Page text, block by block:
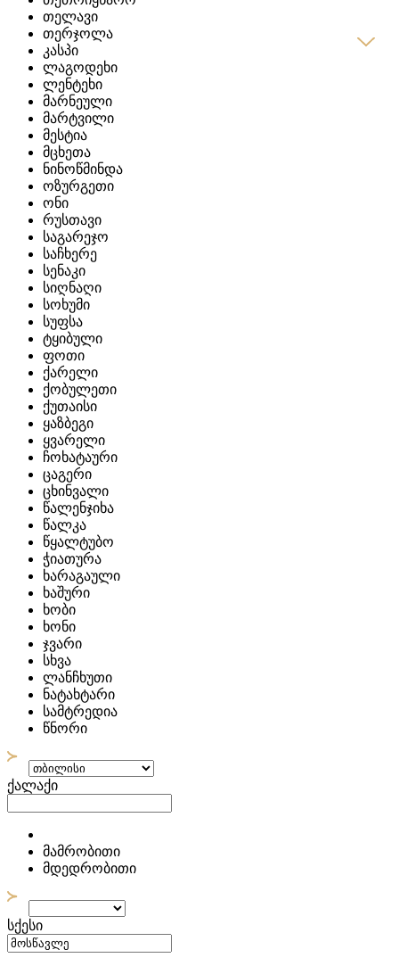
თელავი
თერჯოლა
კასპი
ლაგოდეხი
ლენტეხი
მარნეული
მარტვილი
მესტია
მცხეთა
ნინოწმინდა
ოზურგეთი
ონი
რუსთავი
საგარეჯო
საჩხერე
სენაკი
სიღნაღი
სოხუმი
სუფსა
ტყიბული
ფოთი
ქარელი
ქობულეთი
ქუთაისი
ყაზბეგი
ყვარელი
ჩოხატაური
ცაგერი
ცხინვალი
წალენჯიხა
წალკა
წყალტუბო
ჭიათურა
ხარაგაული
ხაშური
ხობი
ხონი
ჯვარი
სხვა
ლანჩხუთი
ნატახტარი
სამტრედია
წნორი
ქალაქი
მამრობითი
მდედრობითი
სქესი